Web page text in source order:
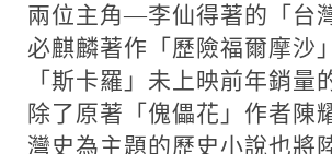
兩位主角—李仙得著的「台
必麒麟著作「歷險福爾摩沙
「斯卡羅」未上映前年銷
除了原著「傀儡花」作者陳
灣史為主題的歷史小說也將